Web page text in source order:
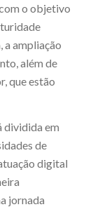
o objetivo
a ampliação
além de
que estão
dividida em
de
digital
jornada